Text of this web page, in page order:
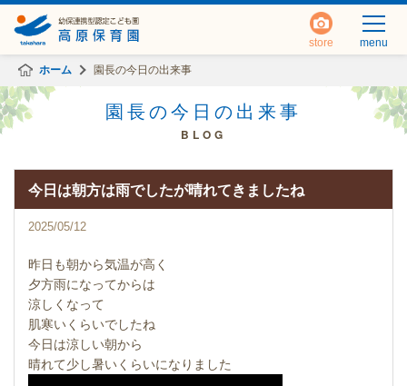
menu
store
ホーム 園長の今日の出来事
園長の今日の出来事
BLOG
今日は朝方は雨でしたが晴れてきましたね
2025/05/12
昨日も朝から気温が高く
夕方雨になってからは
涼しくなって
肌寒いくらいでしたね
今日は涼しい朝から
晴れて少し暑いくらいになりました